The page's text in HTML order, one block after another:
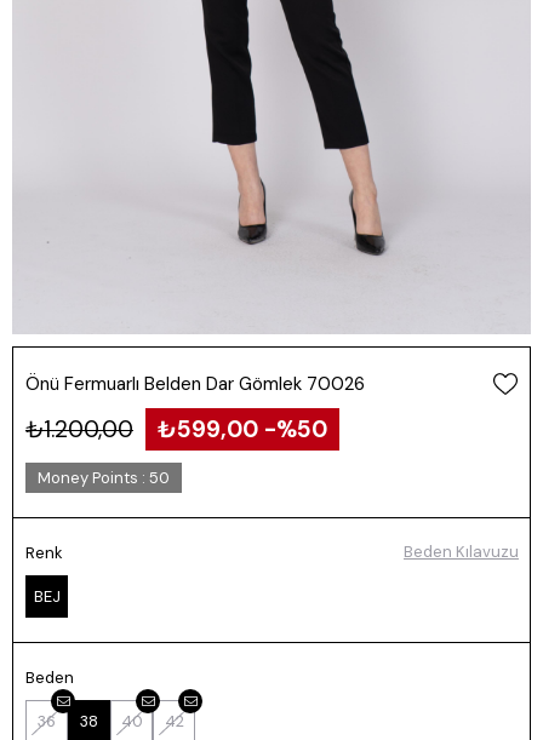
Önü Fermuarlı Belden Dar Gömlek 70026
₺1.200,00 ₺599,00 50
Money Points : 50
Renk
BEJ
Beden
36 38 40 42
Beden Kılavuzu